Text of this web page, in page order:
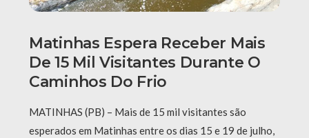
Matinhas Espera Receber Mais
De 15 Mil Visitantes Durante O
Caminhos Do Frio
MATINHAS (PB) – Mais de 15 mil visitantes são
esperados em Matinhas entre os dias 15 e 19 de julho,